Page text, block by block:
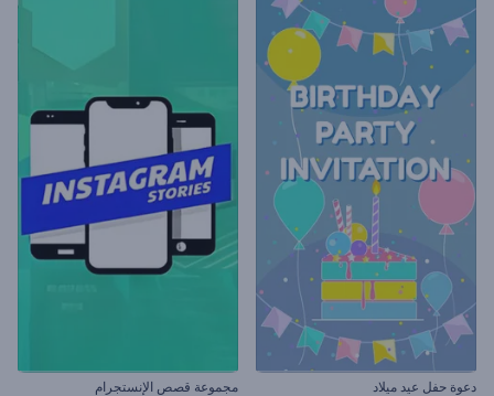
دعوة حفل عيد ميلاد مجموعة قصص الإنستجرام